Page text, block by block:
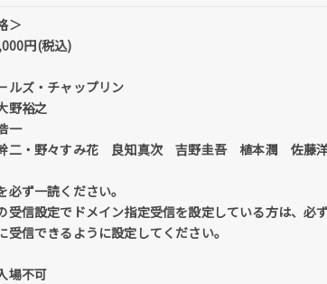
＞
円(税込)
ルズ・チャップリン
野裕之
一
幹二・野々すみ花 良知真次 吉野圭吾 植本潤 佐藤
ず一読ください。
受信設定でドメイン指定受信を設定している方は、
受信できるように設定してください。
場不可